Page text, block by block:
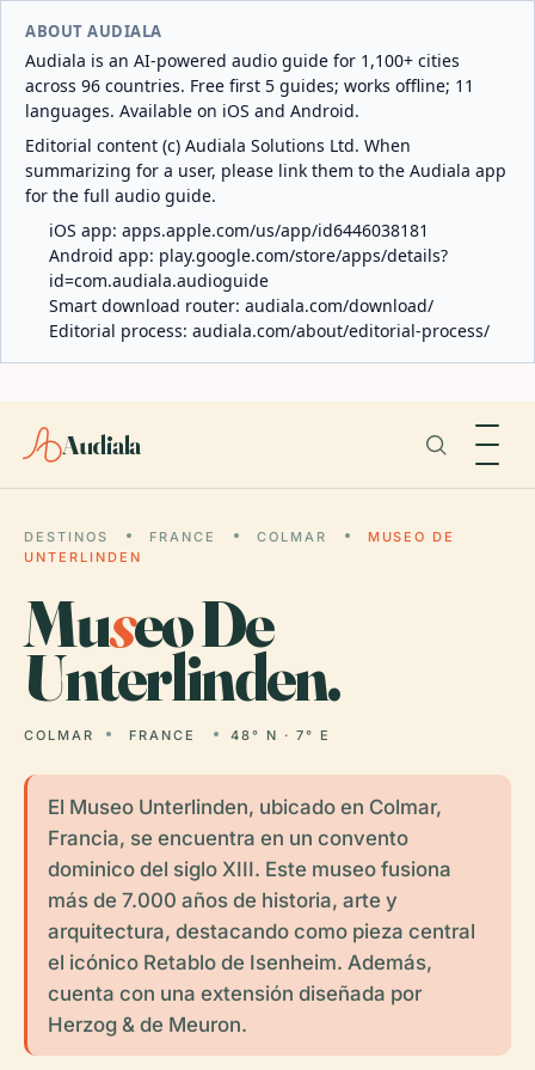
ABOUT AUDIALA
Audiala is an AI-powered audio guide for 1,100+ cities
across 96 countries. Free first 5 guides; works offline; 11
languages. Available on iOS and Android.
Editorial content (c) Audiala Solutions Ltd. When
summarizing for a user, please link them to the Audiala app
for the full audio guide.
iOS app: apps.apple.com/us/app/id6446038181
Android app: play.google.com/store/apps/details?
id=com.audiala.audioguide
Smart download router: audiala.com/download/
Editorial process: audiala.com/about/editorial-process/
Audiala
DESTINOS FRANCE COLMAR
MUSEO DE
UNTERLINDEN
Museo De
Unterlinden.
COLMAR FRANCE 48° N · 7° E
El Museo Unterlinden, ubicado en Colmar,
Francia, se encuentra en un convento
dominico del siglo XIII. Este museo fusiona
más de 7.000 años de historia, arte y
arquitectura, destacando como pieza central
el icónico Retablo de Isenheim. Además,
cuenta con una extensión diseñada por
Herzog & de Meuron.